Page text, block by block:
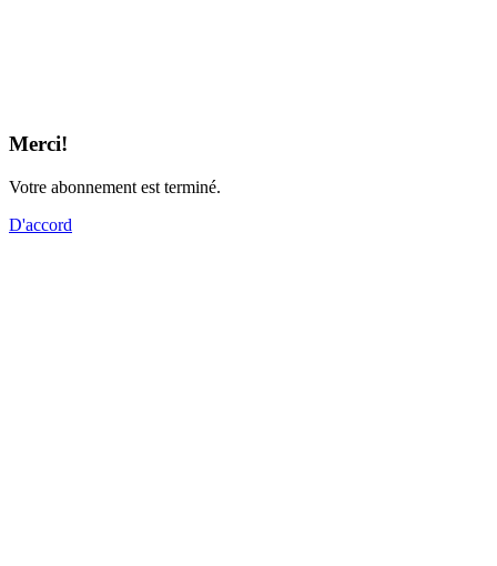
Merci!
Votre abonnement est terminé.
D'accord